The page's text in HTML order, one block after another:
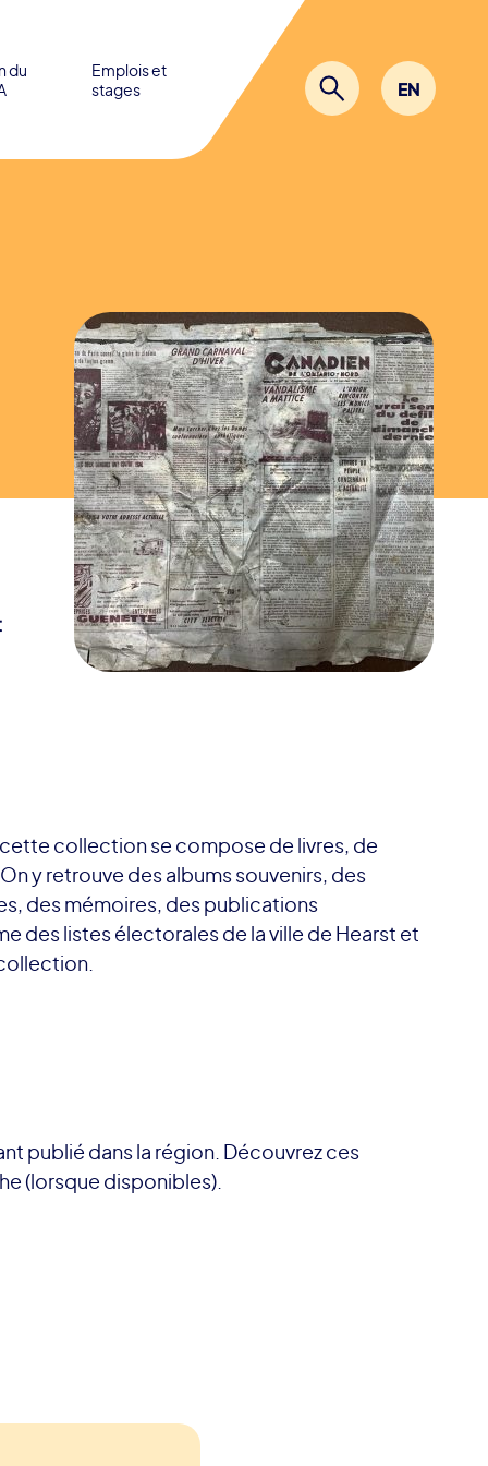
du
Emplois et
stages
EN
collection se compose de livres, de
y retrouve des albums souvenirs, des
des mémoires, des publications
des listes électorales de la ville de Hearst et
publié dans la région. Découvrez ces
(lorsque disponibles).